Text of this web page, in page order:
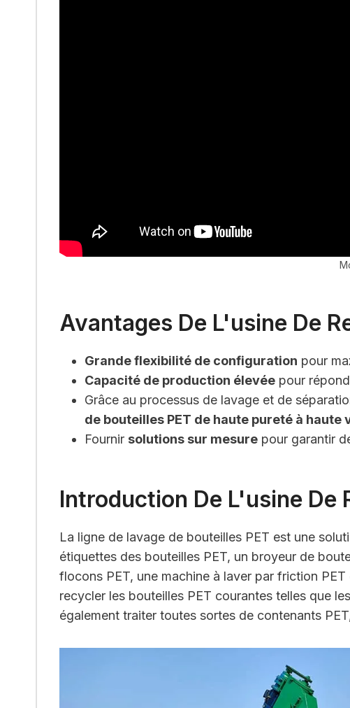
Avantages De L'usine De
Grande flexibilité de configuration pour
Capacité de production élevée pour
Grâce au processus de lavage et de
de bouteilles PET de haute pureté à haute
Fournir solutions sur mesure pour garantir
Introduction De L'usine De
La ligne de lavage de bouteilles PET est une
étiquettes des bouteilles PET, un broyeur de
flocons PET, une machine à laver par friction
recycler les bouteilles PET courantes telles que
également traiter toutes sortes de contenants